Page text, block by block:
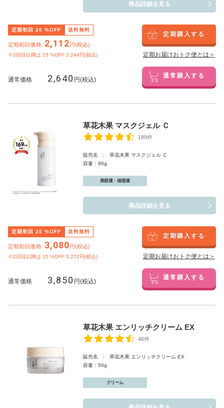
商品詳細を見る
定期初回 20 %OFF 送料無料
定期初回価格: 2,112円(税込)
※2回目以降は 15 %OFF 2,244円(税込)
定期購入する
定期お届けおトク便とは＞
通常価格 2,640 円(税込) 通常購入する
草花木果 マスクジェル Ｃ
189件
販売名 : 草花木果 マスクジェル Ｃ
容量：90g
美容液・保湿液
商品詳細を見る
定期初回 20 %OFF 送料無料
定期初回価格: 3,080円(税込)
※2回目以降は 15 %OFF 3,272円(税込)
定期購入する
定期お届けおトク便とは＞
通常価格 3,850 円(税込) 通常購入する
草花木果 エンリッチクリーム EX
46件
販売名 : 草花木果 エンリッチクリーム EX
容量：50g
クリーム